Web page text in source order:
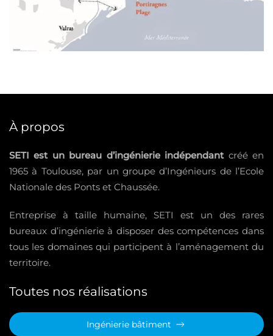
À propos
SETI est un bureau d’ingénierie indépendantcréé en
1965 à Toulouse, par un groupe d’Ingénieurs de l’Ecole
Nationale des Ponts et Chaussée.
Entreprise à taille humaine, SETI est un des rares
bureaux d’ingénierie à disposer des compétences dans
tous les domaines qui participent à l’aménagement du
territoire.
Toutes nos réalisations
Ingénierie bâtiment